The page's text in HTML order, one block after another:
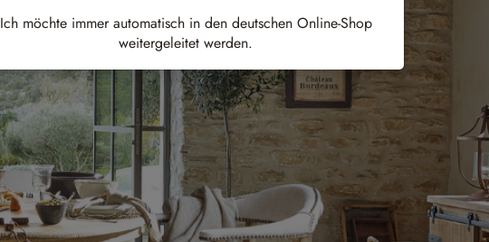
Ich möchte immer automatisch in den deutschen Online-Shop
weitergeleitet werden.